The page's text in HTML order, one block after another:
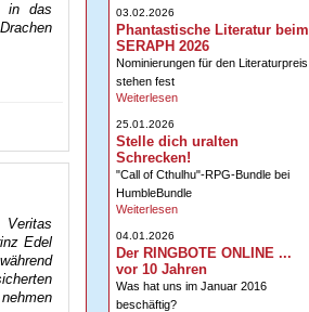
in das
Edel
03.02.2026
Phantastische Literatur beim
SERAPH 2026
Nominierungen für den Literaturpreis
stehen fest
Weiterlesen
25.01.2026
Stelle dich uralten
Schrecken!
"Call of Cthulhu"-RPG-Bundle bei
HumbleBundle
Weiterlesen
04.01.2026
Der RINGBOTE ONLINE ...
vor 10 Jahren
Was hat uns im Januar 2016
beschäftig?